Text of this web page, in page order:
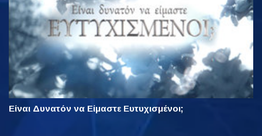
Είναι Δυνατόν να Είμαστε Ευτυχισμένοι;